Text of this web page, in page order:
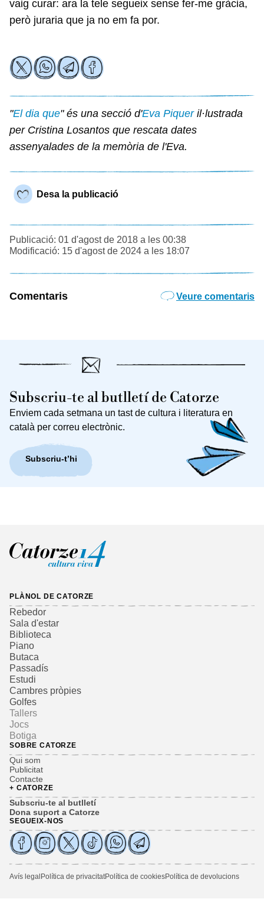
vaig curar: ara la tele segueix sense fer-me gràcia,
però juraria que ja no em fa por.
"El dia que" és una secció d'Eva Piqueril·lustrada
per Cristina Losantos que rescata dates
assenyalades de la memòria de l'Eva.
Desa la publicació
Publicació: 01 d'agost de 2018 a les 00:38
Modificació: 15 d'agost de 2024 a les 18:07
Comentaris Veure comentaris
Subscriu-te al butlletí de Catorze
Enviem cada setmana un tast de cultura i literatura en
català per correu electrònic.
Subscriu-t’hi
PLÀNOL DE CATORZE
Rebedor
Sala d'estar
Biblioteca
Piano
Butaca
Passadís
Estudi
Cambres pròpies
Golfes
Tallers
Jocs
Botiga
SOBRE CATORZE
Qui som
Publicitat
Contacte
+ CATORZE
Subscriu-te al butlletí
Dona suport a Catorze
SEGUEIX-NOS
Avís legalPolítica de privacitatPolítica de cookiesPolítica de devolucions